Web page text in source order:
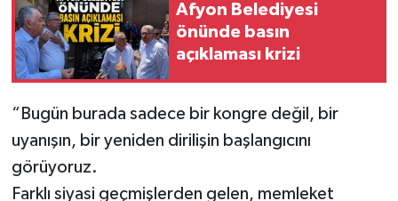
Afyon Belediyesi
önünde basın
açıklaması krizi
“Bugün burada sadece bir kongre değil, bir
uyanışın, bir yeniden dirilişin başlangıcını
görüyoruz.
Farklı siyasi geçmişlerden gelen, memleket